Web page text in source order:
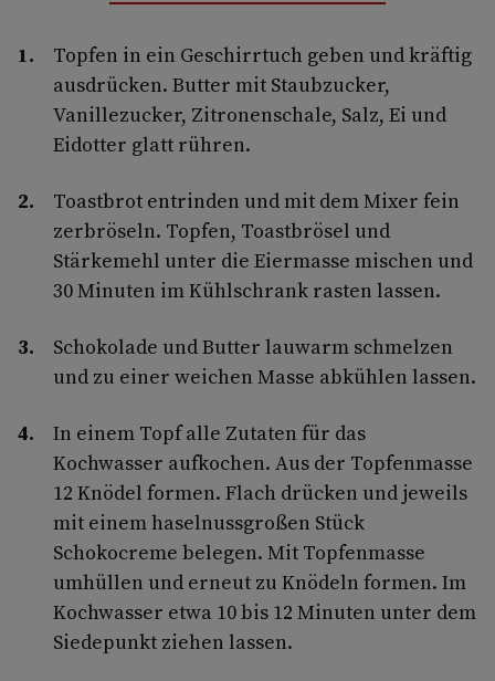
Topfen in ein Geschirrtuch geben und kräftig
ausdrücken. Butter mit Staubzucker,
Vanillezucker, Zitronenschale, Salz, Ei und
Eidotter glatt rühren.
Toastbrot entrinden und mit dem Mixer fein
zerbröseln. Topfen, Toastbrösel und
Stärkemehl unter die Eiermasse mischen und
30 Minuten im Kühlschrank rasten lassen.
Schokolade und Butter lauwarm schmelzen
und zu einer weichen Masse abkühlen lassen.
In einem Topf alle Zutaten für das
Kochwasser aufkochen. Aus der Topfenmasse
12 Knödel formen. Flach drücken und jeweils
mit einem haselnussgroßen Stück
Schokocreme belegen. Mit Topfenmasse
umhüllen und erneut zu Knödeln formen. Im
Kochwasser etwa 10 bis 12 Minuten unter dem
Siedepunkt ziehen lassen.